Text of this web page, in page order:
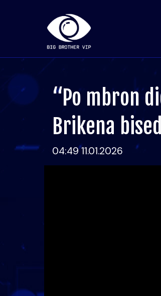
“Po mbron
Brikena
04:49 11.01.2026